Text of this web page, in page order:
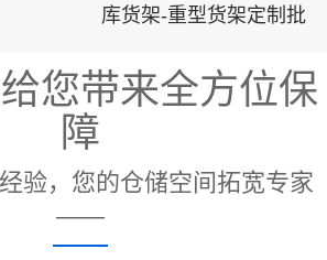
库货架-重型货架定制批
您带来全方位保
障
验，您的仓储空间拓宽专家
——